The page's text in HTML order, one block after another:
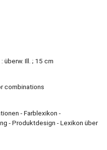
überw. Ill. ; 15 cm
combinations
- Farblexikon -
- Produktdesign - Lexikon über